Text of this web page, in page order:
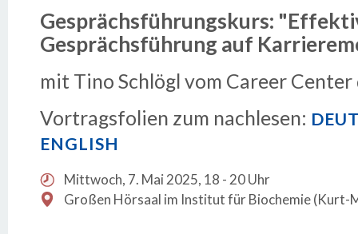
Gesprächsführungskurs:
Gesprächsführung auf
mit Tino Schlögl vom Career Center
Vortragsfolien zum nachlesen:
ENGLISH
Mittwoch, 7. Mai 2025, 18 - 20 Uhr
Großen Hörsaal im Institut für Biochemie (Kurt-